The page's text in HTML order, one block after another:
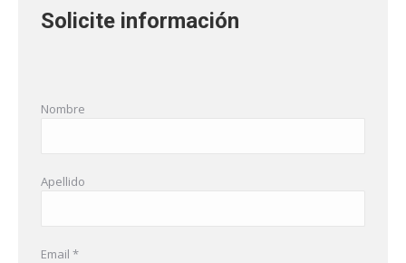
Solicite información
Nombre
Apellido
Email *